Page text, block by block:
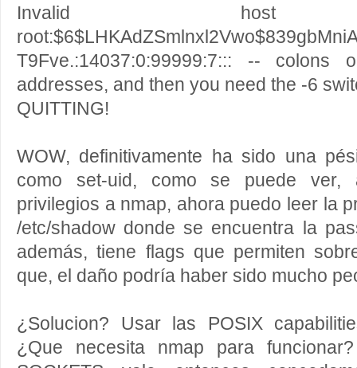
Invalid host
T9Fve.:14037:0:99999:7::: --
addresses, and then you need the -6
QUITTING!
WOW, definitivamente ha sido una
como set-uid, como se puede ver,
privilegios a nmap, ahora puedo leer la
/etc/shadow donde se encuentra la
además, tiene flags que permiten
que, el daño podría haber sido mucho
¿Solucion? Usar las POSIX
¿Que necesita nmap para